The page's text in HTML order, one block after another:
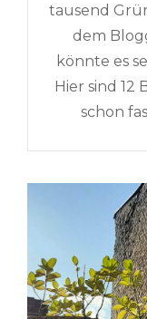
tausend
dem
könnte es
Hier sind 12
schon